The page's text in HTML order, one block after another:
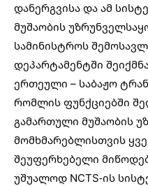
დანერგვისა და ამ
მუშაობის
სამინისტროს
დეპარტამენტში
ერთეული – საბაჟო
რომლის ფუნქციებში
გამართული მუშაობის
მომხმარებლისთვის
შეუფერხებელი
უშუალოდ NCTS-ის